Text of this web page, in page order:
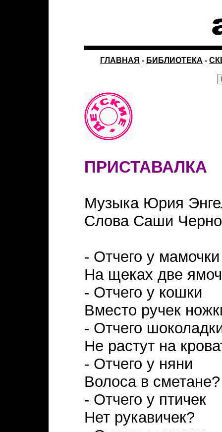
ГЛАВНАЯ - БИБЛИОТЕКА -
ПРИСТАВАЛКА
Музыка Юрия
Слова Саши
- Отчего у мамочки
На щеках две
- Отчего у кошки
Вместо ручек
- Отчего
Не растут на
- Отчего у няни
Волоса в сметане?
- Отчего у птичек
Нет рукавичек?